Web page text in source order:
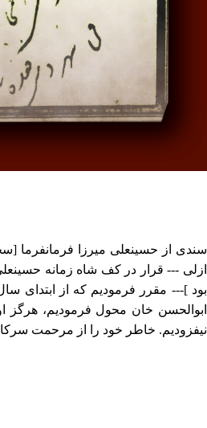
سندی از حسینعلی میرزا فرمانفرما
ازلی --- قرار در کف شاه زمانه
بود ]--- مقرر فرمودیم که از ابتدای
ابوالحسن خان محول فرمودیم، هرگز
نیفزودیم. خاطر خود را از مرحمت